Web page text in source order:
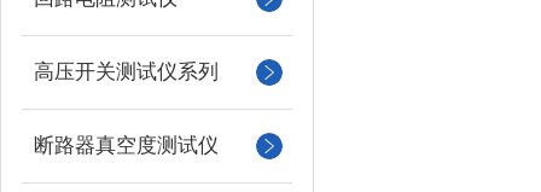
高压开关测试仪系列
断路器真空度测试仪